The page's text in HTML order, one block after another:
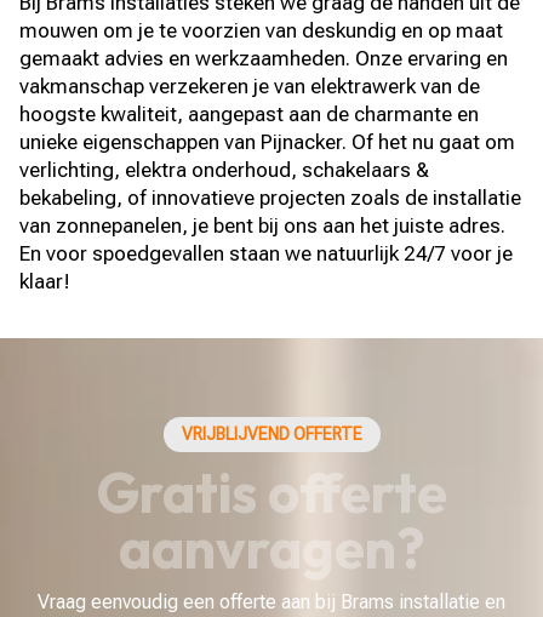
mouwen om je te voorzien van deskundig en op maat
gemaakt advies en werkzaamheden. Onze ervaring en
vakmanschap verzekeren je van elektrawerk van de
hoogste kwaliteit, aangepast aan de charmante en
unieke eigenschappen van Pijnacker. Of het nu gaat om
verlichting, elektra onderhoud, schakelaars &
bekabeling, of innovatieve projecten zoals de installatie
van zonnepanelen, je bent bij ons aan het juiste adres.
En voor spoedgevallen staan we natuurlijk 24/7 voor je
klaar!
VRIJBLIJVEND OFFERTE
Gratis offerte
aanvragen?
Vraag eenvoudig een offerte aan bij Brams installatie en